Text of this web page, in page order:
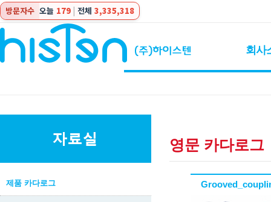
방문자수 오늘 179 | 전체 3,335,318
회사
제품 카다로그
영문 카다로그